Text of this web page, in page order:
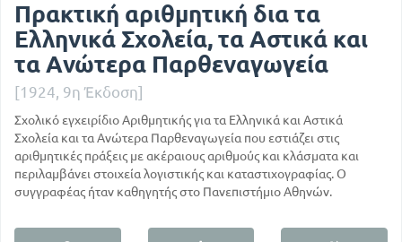
Πρακτική αριθμητική δια τα
Ελληνικά Σχολεία, τα Αστικά και
τα Ανώτερα Παρθεναγωγεία
[1924, 9η Έκδοση]
Σχολικό εγχειρίδιο Αριθμητικής για τα Ελληνικά και Αστικά
Σχολεία και τα Ανώτερα Παρθεναγωγεία που εστιάζει στις
αριθμητικές πράξεις με ακέραιους αριθμούς και κλάσματα και
περιλαμβάνει στοιχεία λογιστικής και καταστιχογραφίας. Ο
συγγραφέας ήταν καθηγητής στο Πανεπιστήμιο Αθηνών.